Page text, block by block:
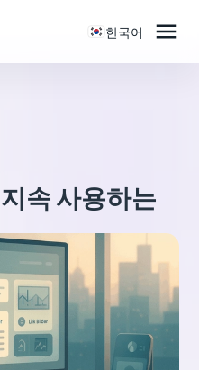
한국어 
속 사용하는